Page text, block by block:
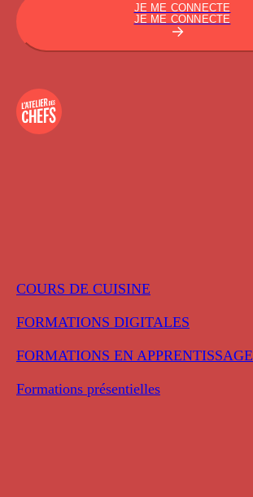
COURS DE CUISINE
FORMATIONS DIGITALES
FORMATIONS EN APPRENTISSAGE
Formations présentielles
JE ME CONNECTE
JE ME CONNECTE